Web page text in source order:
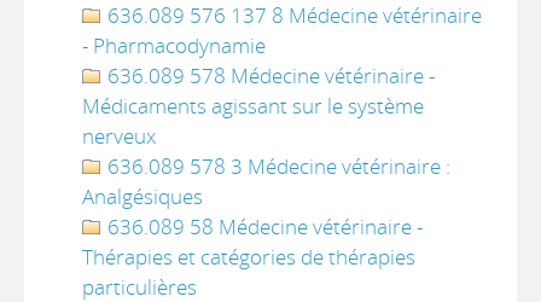
636.089 576 137 8 Médecine vétérinaire
- Pharmacodynamie
636.089 578 Médecine vétérinaire -
Médicaments agissant sur le système
nerveux
636.089 578 3 Médecine vétérinaire :
Analgésiques
636.089 58 Médecine vétérinaire -
Thérapies et catégories de thérapies
particulières